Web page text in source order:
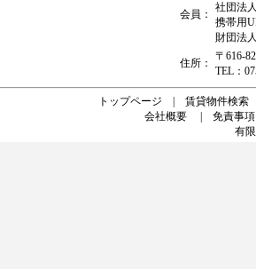
会員：
社団法
携帯用
財団法
住所：
〒616-
TEL：
トップページ 賃貸物件検索
会社概要
免責事項
有